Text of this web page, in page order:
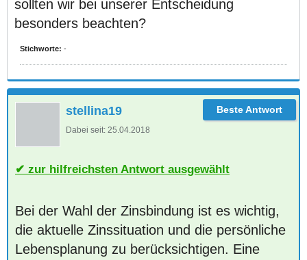
sollten wir bei unserer Entscheidung
besonders beachten?
Stichworte: -
stellina19
Dabei seit: 25.04.2018
zur hilfreichsten Antwort ausgewählt
Bei der Wahl der Zinsbindung ist es wichtig,
die aktuelle Zinssituation und die persönliche
Lebensplanung zu berücksichtigen. Eine